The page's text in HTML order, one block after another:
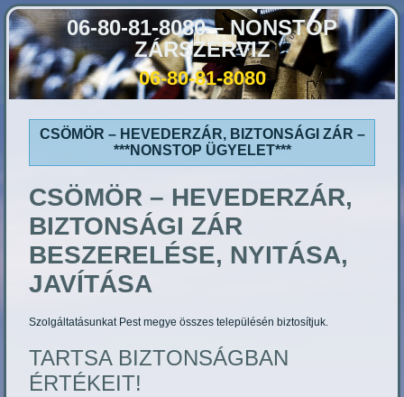
06-80-81-8080 – NONSTOP
ZÁRSZERVIZ
06-80-81-8080
CSÖMÖR – HEVEDERZÁR, BIZTONSÁGI ZÁR –
***NONSTOP ÜGYELET***
CSÖMÖR – HEVEDERZÁR,
BIZTONSÁGI ZÁR
BESZERELÉSE, NYITÁSA,
JAVÍTÁSA
Szolgáltatásunkat Pest megye összes településén biztosítjuk.
TARTSA BIZTONSÁGBAN
ÉRTÉKEIT!